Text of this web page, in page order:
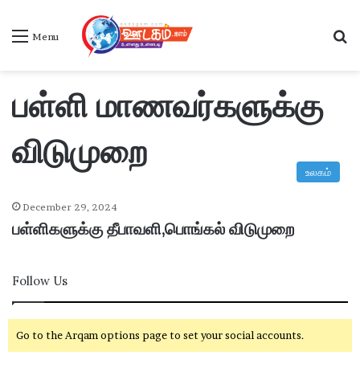
Menu
பள்ளி மாணவர்களுக்கு
விடுமுறை
உலகம்
December 29, 2024
பள்ளிகளுக்கு தீபாவளி,பொங்கல் விடுமுறை
Follow Us
Go to the Arqam options page to set your social accounts.